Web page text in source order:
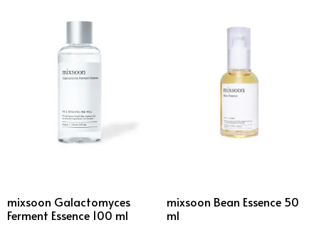
mixsoon Galactomyces
Ferment Essence 100 ml
mixsoon Bean Essence 50
ml